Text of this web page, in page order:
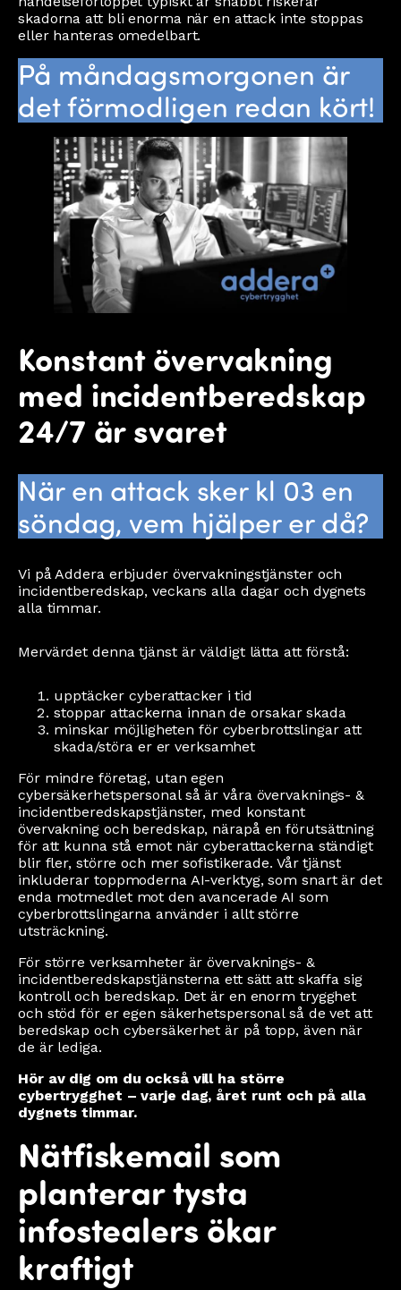
skadorna att bli enorma när en attack inte stoppas
eller hanteras omedelbart.
På måndagsmorgonen är
det förmodligen redan kört!
Konstant övervakning
med incidentberedskap
24/7 är svaret
När en attack sker kl 03 en
söndag, vem hjälper er då?
Vi på Addera erbjuder övervakningstjänster och
incidentberedskap, veckans alla dagar och dygnets
alla timmar.
Mervärdet denna tjänst är väldigt lätta att förstå:
upptäcker cyberattacker i tid
stoppar attackerna innan de orsakar skada
minskar möjligheten för cyberbrottslingar att
skada/störa er er verksamhet
För mindre företag, utan egen
cybersäkerhetspersonal så är våra övervaknings- &
incidentberedskapstjänster, med konstant
övervakning och beredskap, närapå en förutsättning
för att kunna stå emot när cyberattackerna ständigt
blir fler, större och mer sofistikerade. Vår tjänst
inkluderar toppmoderna AI-verktyg, som snart är det
enda motmedlet mot den avancerade AI som
cyberbrottslingarna använder i allt större
utsträckning.
För större verksamheter är övervaknings- &
incidentberedskapstjänsterna ett sätt att skaffa sig
kontroll och beredskap. Det är en enorm trygghet
och stöd för er egen säkerhetspersonal så de vet att
beredskap och cybersäkerhet är på topp, även när
de är lediga.
Hör av dig om du också vill ha större
cybertrygghet – varje dag, året runt och på alla
dygnets timmar.
Nätfiskemail som
planterar tysta
infostealers ökar
kraftigt